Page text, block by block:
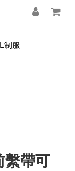
制服
繫帶可